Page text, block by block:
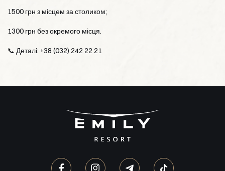
1500 грн з місцем за столиком;
1300 грн без окремого місця.
📞 Деталі: +38 (032) 242 22 21